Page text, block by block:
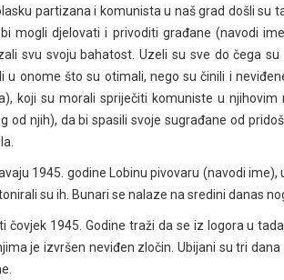
partizana i komunista u naš grad došli su
bi mogli djelovati i privoditi građane (navodi
svu svoju bahatost. Uzeli su sve do čega
u onome što su otimali, nego su činili i
koji su morali spriječiti komuniste u
od njih), da bi spasili svoje sugrađane od
1945. godine Lobinu pivovaru (navodi
su ih. Bunari se nalaze na sredini danas
čovjek 1945. Godine traži da se iz logora u
je izvršen neviđen zločin. Ubijani su tri